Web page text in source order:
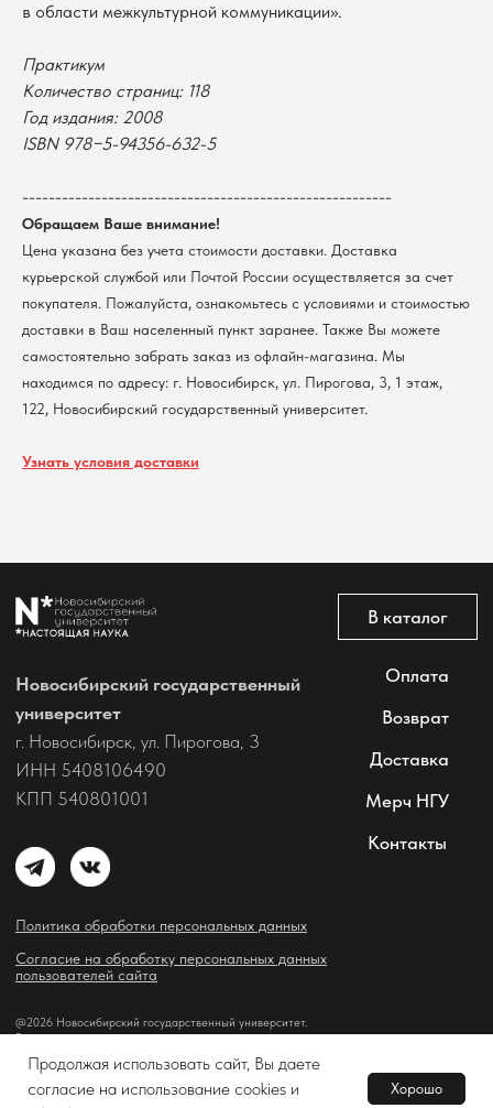
В корзину
в области межкультурной коммуникации».
Практикум
Количество страниц: 118
Год издания: 2008
ISBN 978−5-94356-632-5
--------------------------------------------------------
Обращаем Ваше внимание!
Цена указана без учета стоимости доставки. Доставка
курьерской службой или Почтой России осуществляется за счет
покупателя. Пожалуйста, ознакомьтесь с условиями и стоимостью
доставки в Ваш населенный пункт заранее. Также Вы можете
самостоятельно забрать заказ из офлайн-магазина. Мы
находимся по адресу: г. Новосибирск, ул. Пирогова, 3, 1 этаж,
122, Новосибирский государственный университет.
Узнать условия доставки
Все права защищены
Политика обработки персональных данных
Согласие на обработку персональных данных
пользователей сайта
Новосибирский государственный
университет
г. Новосибирск, ул. Пирогова, 3
Продолжая использовать сайт, Вы даете
согласие на использование cookies и
Хорошо